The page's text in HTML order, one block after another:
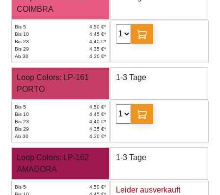
COIMBRA
Bis 5
4,50 €*
Bis 10
4,45 €*
Bis 23
4,40 €*
Bis 29
4,35 €*
Ab 30
4,30 €*
Loop Colors: LP-161
PORTO
1-3 Tage
Bis 5
4,50 €*
Bis 10
4,45 €*
Bis 23
4,40 €*
Bis 29
4,35 €*
Ab 30
4,30 €*
Loop Colors: LP-162
AMADORA
1-3 Tage
Bis 5
4,50 €*
Leider ausverkauft